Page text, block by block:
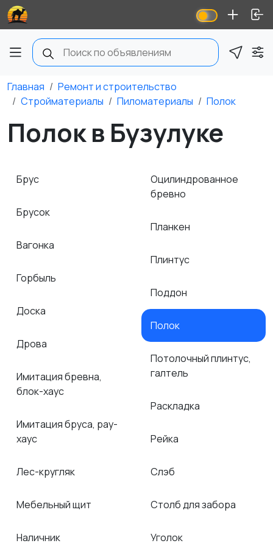
Главная
Ремонт и строительство
Стройматериалы
Пиломатериалы Полок
Полок в Бузулуке
Брус
Брусок
Вагонка
Горбыль
Доска
Дрова
Имитация бревна,
блок-хаус
Имитация бруса, рау-
хаус
Лес-кругляк
Мебельный щит
Наличник
Оцилиндрованное
бревно
Планкен
Плинтус
Поддон
Полок
Потолочный плинтус,
галтель
Раскладка
Рейка
Слэб
Столб для забора
Уголок